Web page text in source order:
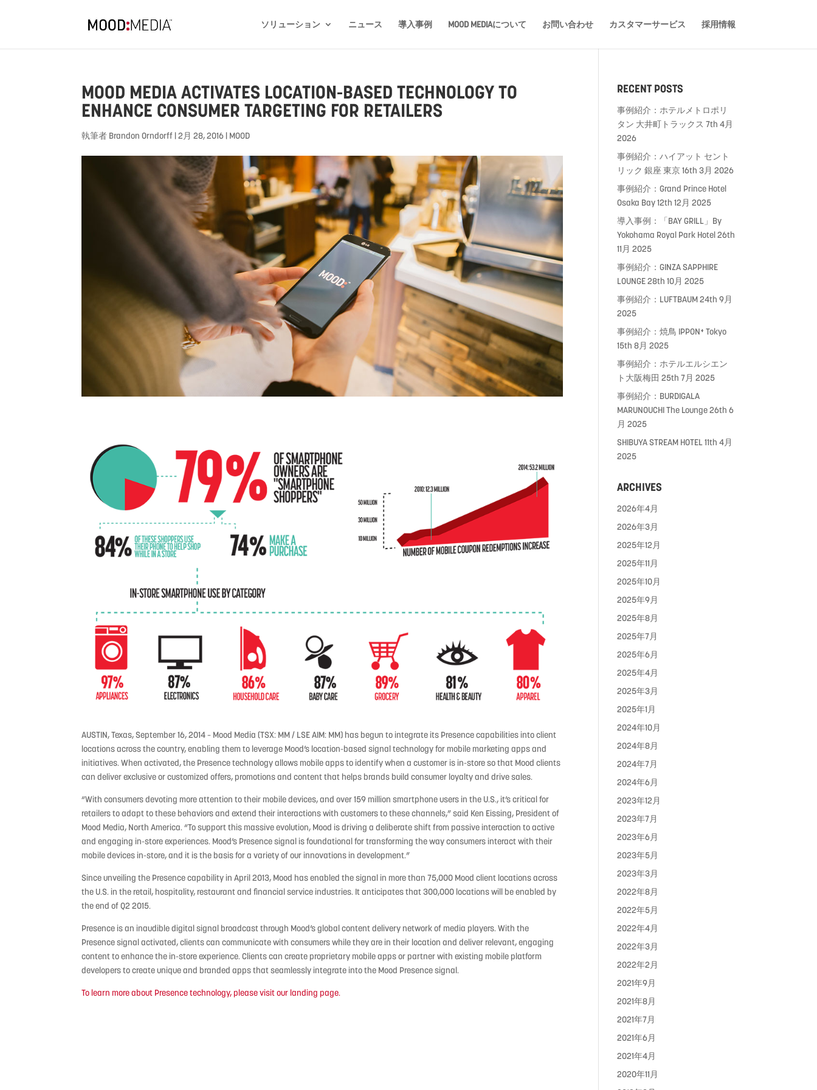
ソリューション ニュース 導入事例 MOOD MEDIAについて お問い合わせ カスタマーサービス 採用情報
MOOD MEDIA ACTIVATES LOCATION-BASED TECHNOLOGY TO
ENHANCE CONSUMER TARGETING FOR RETAILERS
執筆者 Brandon Orndorff |2月 28, 2016 | MOOD
AUSTIN, Texas, September 16, 2014 – Mood Media (TSX: MM / LSE AIM: MM) has begun to integrate its Presence capabilities into client
locations across the country, enabling them to leverage Mood’s location-based signal technology for mobile marketing apps and
initiatives. When activated, the Presence technology allows mobile apps to identify when a customer is in-store so that Mood clients
can deliver exclusive or customized offers, promotions and content that helps brands build consumer loyalty and drive sales.
“With consumers devoting more attention to their mobile devices, and over 159 million smartphone users in the U.S., it’s critical for
retailers to adapt to these behaviors and extend their interactions with customers to these channels,” said Ken Eissing, President of
Mood Media, North America. “To support this massive evolution, Mood is driving a deliberate shift from passive interaction to active
and engaging in-store experiences. Mood’s Presence signal is foundational for transforming the way consumers interact with their
mobile devices in-store, and it is the basis for a variety of our innovations in development.”
Since unveiling the Presence capability in April 2013, Mood has enabled the signal in more than 75,000 Mood client locations across
the U.S. in the retail, hospitality, restaurant and financial service industries. It anticipates that 300,000 locations will be enabled by
the end of Q2 2015.
Presence is an inaudible digital signal broadcast through Mood’s global content delivery network of media players. With the
Presence signal activated, clients can communicate with consumers while they are in their location and deliver relevant, engaging
content to enhance the in-store experience. Clients can create proprietary mobile apps or partner with existing mobile platform
developers to create unique and branded apps that seamlessly integrate into the Mood Presence signal.
To learn more about Presence technology, please visit our landing page.
RECENT POSTS
事例紹介：ホテルメトロポリ
タン 大井町トラックス 7th 4月
2026
事例紹介：ハイアット セント
リック 銀座 東京16th 3月 2026
事例紹介：Grand Prince Hotel
Osaka Bay12th 12月 2025
導入事例：「BAY GRILL」By
Yokohama Royal Park Hotel26th
11月 2025
事例紹介：GINZA SAPPHIRE
LOUNGE28th 10月 2025
事例紹介：LUFTBAUM24th 9月
2025
事例紹介：焼鳥 IPPON⁺ Tokyo
15th 8月 2025
事例紹介：ホテルエルシエン
ト大阪梅田 25th 7月 2025
事例紹介：BURDIGALA
MARUNOUCHI The Lounge26th 6
月 2025
SHIBUYA STREAM HOTEL11th 4月
2025
ARCHIVES
2026年4月
2026年3月
2025年12月
2025年11月
2025年10月
2025年9月
2025年8月
2025年7月
2025年6月
2025年4月
2025年3月
2025年1月
2024年10月
2024年8月
2024年7月
2024年6月
2023年12月
2023年7月
2023年6月
2023年5月
2023年3月
2022年8月
2022年5月
2022年4月
2022年3月
2022年2月
2021年9月
2021年8月
2021年7月
2021年6月
2021年4月
2020年11月